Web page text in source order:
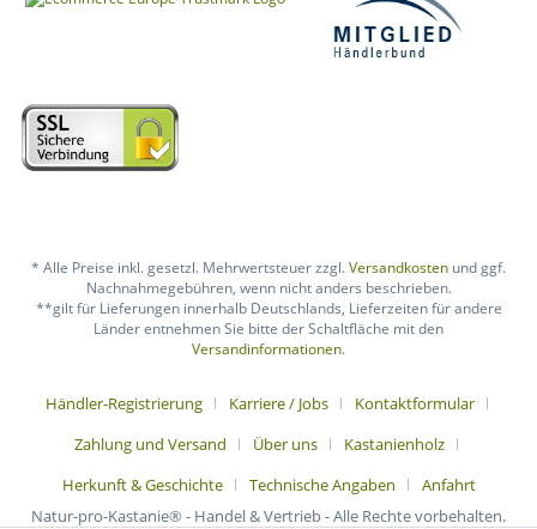
* Alle Preise inkl. gesetzl. Mehrwertsteuer zzgl.Versandkosten und ggf.
Nachnahmegebühren, wenn nicht anders beschrieben.
**gilt für Lieferungen innerhalb Deutschlands, Lieferzeiten für andere
Länder entnehmen Sie bitte der Schaltfläche mit den
Versandinformationen.
Händler-Registrierung Karriere / Jobs
Kontaktformular
Zahlung und Versand
Über uns
Kastanienholz
Herkunft & Geschichte
Technische Angaben
Anfahrt
Natur-pro-Kastanie® - Handel & Vertrieb - Alle Rechte vorbehalten.